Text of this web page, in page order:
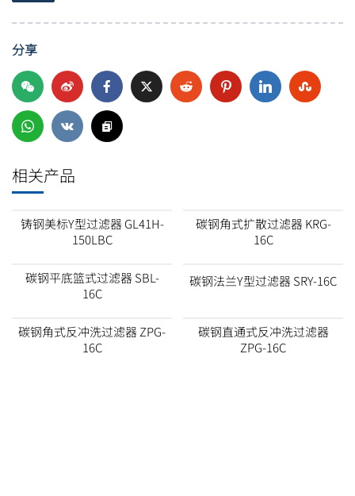
分享
相关产品
铸钢美标Y型过滤器 GL41H-
150LBC
碳钢角式扩散过滤器 KRG-
16C
碳钢平底篮式过滤器 SBL-
16C
碳钢法兰Y型过滤器 SRY-16C
碳钢角式反冲洗过滤器 ZPG-
16C
碳钢直通式反冲洗过滤器
ZPG-16C